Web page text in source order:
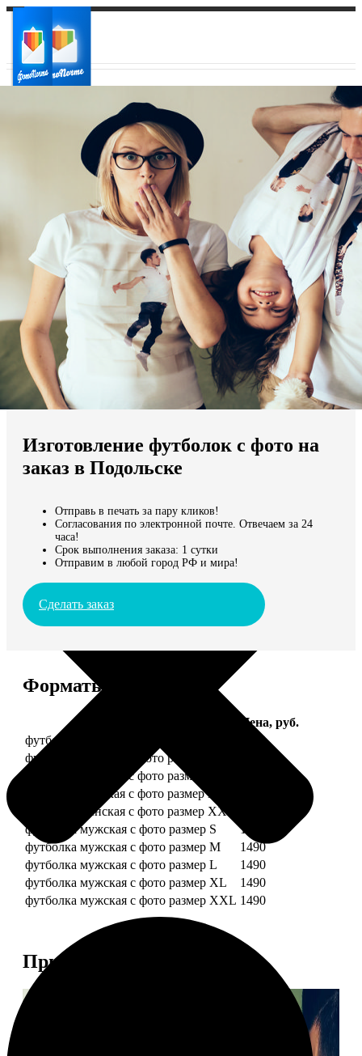
Ваш регион доставки
Выберите из списка:
Мы доставляем по всему миру
Продолжить без города
Изготовление футболок с фото на
заказ в Подольске
Отправь в печать за пару кликов!
Согласования по электронной почте. Отвечаем за 24
часа!
Срок выполнения заказа: 1 сутки
Отправим в любой город РФ и мира!
Сделать заказ
Форматы и цены
Цена, руб.
футболка женская с фото размер S
1490
футболка женская с фото размер M
футболка женская с фото размер L
футболка женская с фото размер XL
футболка женская с фото размер XXL
футболка мужская с фото размер S
1490
футболка мужская с фото размер M
1490
футболка мужская с фото размер L
1490
футболка мужская с фото размер XL
1490
футболка мужская с фото размер XXL 1490
Примеры работ